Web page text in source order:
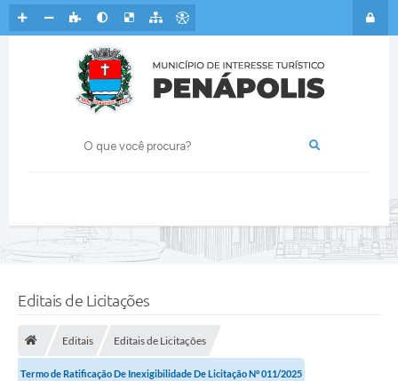
Editais de Licitações
Editais Editais de Licitações
Termo de Ratificação De Inexigibilidade De Licitação N° 011/2025